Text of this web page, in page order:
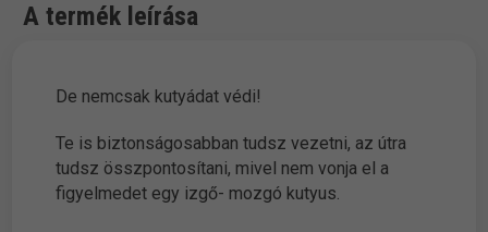
A termék leírása
De nemcsak kutyádat védi!
Te is biztonságosabban tudsz vezetni, az útra
tudsz összpontosítani, mivel nem vonja el a
figyelmedet egy izgő- mozgó kutyus.